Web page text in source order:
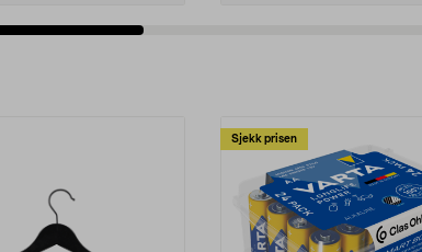
Sjekk prisen